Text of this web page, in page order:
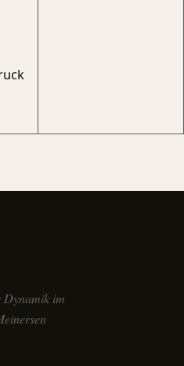
Dynamik im